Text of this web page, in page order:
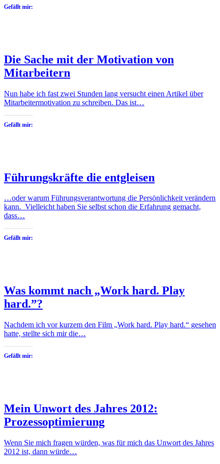
Gefällt mir:
Die Sache mit der Motivation von
Mitarbeitern
Nun habe ich fast zwei Stunden lang versucht einen Artikel über
Mitarbeitermotivation zu schreiben. Das ist…
Gefällt mir:
Führungskräfte die entgleisen
…oder warum Führungsverantwortung die Persönlichkeit verändern
kann. Vielleicht haben Sie selbst schon die Erfahrung gemacht,
dass…
Gefällt mir:
Was kommt nach „Work hard. Play
hard.”?
Nachdem ich vor kurzem den Film „Work hard. Play hard.“ gesehen
hatte, stellte sich mir die…
Gefällt mir:
Mein Unwort des Jahres 2012:
Prozessoptimierung
Wenn Sie mich fragen würden, was für mich das Unwort des Jahres
2012 ist, dann würde…